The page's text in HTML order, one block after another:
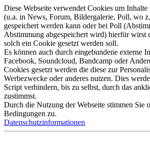
Diese Webseite verwendet Cookies um Inhalte
(u.a. in News, Forum, Bildergalerie, Poll, wo
gespeichert werden kann oder bei Poll
Abstimmung abgespeichert wird) hierfür wirst
solch ein Cookie gesetzt werden soll.
Es können auch durch eingebundene externe
Facebook, Soundcloud, Bandcamp oder
Cookies gesetzt werden die diese zur
Werbezwecke oder anderes nutzen. Dies
Script verhindern, bis zu selbst, durch das
zustimmst.
Durch die Nutzung der Webseite stimmen Sie
Bedingungen zu.
Datenschutzinformationen